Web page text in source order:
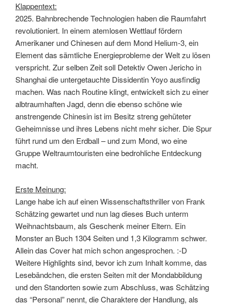
Klappentext:
2025. Bahnbrechende Technologien haben die Raumfahrt
revolutioniert. In einem atemlosen Wettlauf fördern
Amerikaner und Chinesen auf dem Mond Helium-3, ein
Element das sämtliche Energieprobleme der Welt zu lösen
verspricht. Zur selben Zeit soll Detektiv Owen Jericho in
Shanghai die untergetauchte Dissidentin Yoyo ausfindig
machen. Was nach Routine klingt, entwickelt sich zu einer
albtraumhaften Jagd, denn die ebenso schöne wie
anstrengende Chinesin ist im Besitz streng gehüteter
Geheimnisse und ihres Lebens nicht mehr sicher. Die Spur
führt rund um den Erdball – und zum Mond, wo eine
Gruppe Weltraumtouristen eine bedrohliche Entdeckung
macht.
Erste Meinung:
Lange habe ich auf einen Wissenschaftsthriller von Frank
Schätzing gewartet und nun lag dieses Buch unterm
Weihnachtsbaum, als Geschenk meiner Eltern. Ein
Monster an Buch 1304 Seiten und 1,3 Kilogramm schwer.
Allein das Cover hat mich schon angesprochen. :-D
Weitere Highlights sind, bevor ich zum Inhalt komme, das
Lesebändchen, die ersten Seiten mit der Mondabbildung
und den Standorten sowie zum Abschluss, was Schätzing
das “Personal” nennt, die Charaktere der Handlung, als